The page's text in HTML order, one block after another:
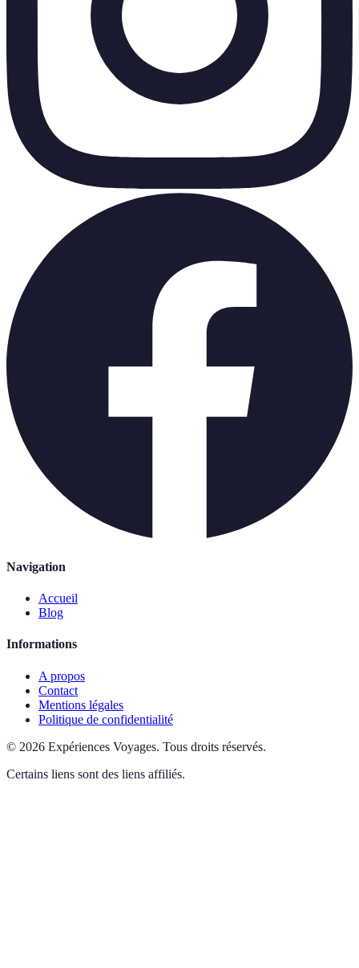
Navigation
Accueil
Blog
Informations
A propos
Contact
Mentions légales
Politique de confidentialité
© 2026 Expériences Voyages. Tous droits réservés.
Certains liens sont des liens affiliés.